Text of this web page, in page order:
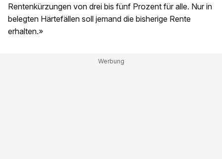
Rentenkürzungen von drei bis fünf Prozent für alle. Nur in
belegten Härtefällen soll jemand die bisherige Rente
erhalten.»